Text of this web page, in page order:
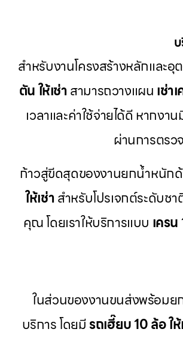
สำหรับงานโครงสร้างหลักและ
ตัน ให้เช่าสามารถวางแผน เช่า
เวลาและค่าใช้จ่ายได้ดี หากงา
ผ่านการตรว
ก้าวสู่ขีดสุดของงานยกน้ำหนัก
ให้เช่าสำหรับโปรเจกต์ระดับช
คุณ โดยเราให้บริการแบบ เคร
ในส่วนของงานขนส่งพร้อมย
บริการ โดยมีรถเฮี๊ยบ 10 ล้อ ให้